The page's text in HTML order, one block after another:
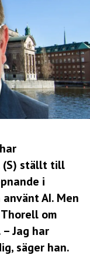
(S) ställt till
i
AI. Men
om
Jag har
säger han.